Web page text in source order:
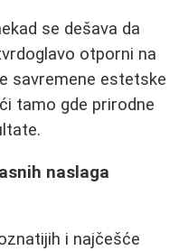
se dešava da
otporni na
savremene estetske
tamo gde prirodne
naslaga
i najčešće